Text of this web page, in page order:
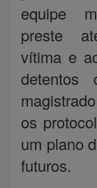
equipe
preste
vítima e
os
um plano
futuros.